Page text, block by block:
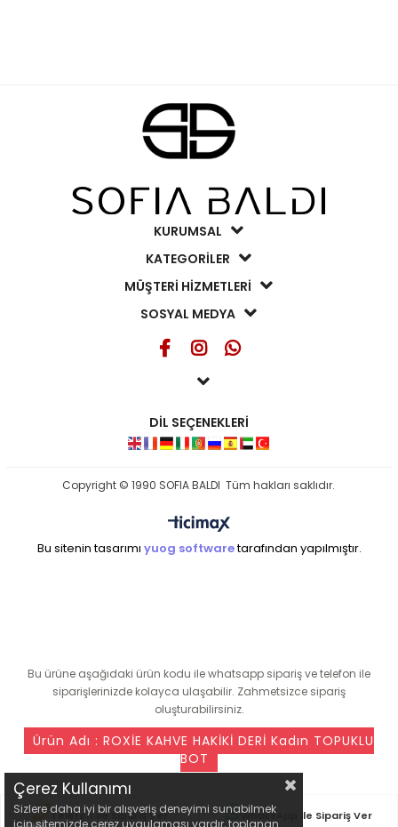
KURUMSAL
KATEGORİLER
MÜŞTERİ HİZMETLERİ
SOSYAL MEDYA
DİL SEÇENEKLERİ
Copyright © 1990 SOFIA BALDI Tüm hakları saklıdır.
Bu sitenin tasarımı yuog softwaretarafından yapılmıştır.
Çerez Kullanımı
Sizlere daha iyi bir alışveriş deneyimi sunabilmek
için sitemizde çerez uygulaması vardır, toplanan
Bu ürüne aşağıdaki ürün kodu ile whatsapp sipariş ve telefon ile
siparişlerinizde kolayca ulaşabilir. Zahmetsizce sipariş
oluşturabilirsiniz.
Ürün Adı : ROXİE KAHVE HAKİKİ DERİ Kadın TOPUKLU
BOT
WhatsApp ile Sipariş Ver
Telefon ile Sipariş Ver